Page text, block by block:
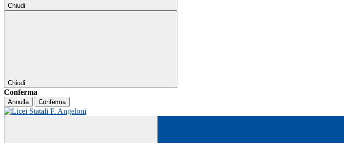
Chiudi
Chiudi
Conferma
Annulla Conferma